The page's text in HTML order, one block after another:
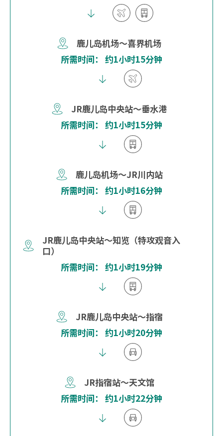
鹿儿岛机场～喜界机场
所需时间： 约1小时15分钟
JR鹿儿岛中央站～垂水港
所需时间： 约1小时15分钟
鹿儿岛机场～JR川内站
所需时间： 约1小时16分钟
JR鹿儿岛中央站～知览（特攻观音入
口）
所需时间： 约1小时19分钟
JR鹿儿岛中央站～指宿
所需时间： 约1小时20分钟
JR指宿站～天文馆
所需时间： 约1小时22分钟